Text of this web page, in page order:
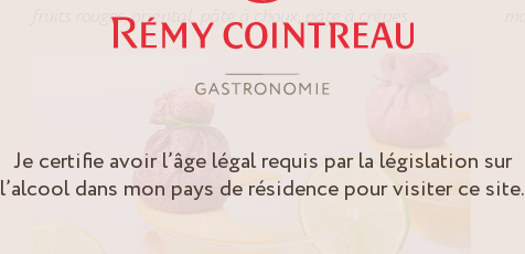
fruits rouges,oriental, pâte à choux ,pâte à crêpes
Je certifie avoir l’âge légal requis par la législation sur
l’alcool dans mon pays de résidence pour visiter ce site.